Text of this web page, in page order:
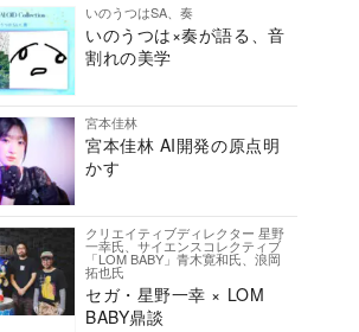
いのうつはSA、奏
いのうつは×奏が語る、音
割れの美学
宮本佳林
宮本佳林 AI開発の原点明
かす
クリエイティブディレクター 星野
一幸氏、サイエンスコレクティブ
「LOM BABY」青木寛和氏、浪岡
拓也氏
セガ・星野一幸 × LOM
BABY鼎談